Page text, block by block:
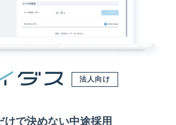
法人向け
けで決めない中途採用